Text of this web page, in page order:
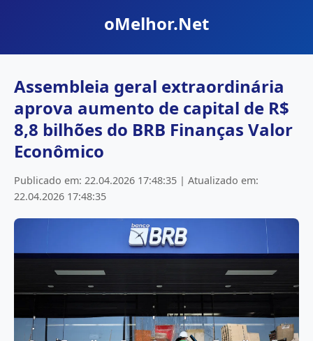
oMelhor.Net
Assembleia geral extraordinária
aprova aumento de capital de R$
8,8 bilhões do BRB Finanças Valor
Econômico
Publicado em: 22.04.2026 17:48:35 | Atualizado em:
22.04.2026 17:48:35